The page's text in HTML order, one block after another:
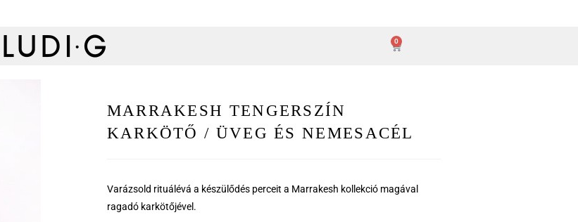
0
MARRAKESH TENGERSZÍN
KARKÖTŐ / ÜVEG ÉS NEMESACÉL
Varázsold rituálévá a készülődés perceit a Marrakesh kollekció magával
ragadó karkötőjével.